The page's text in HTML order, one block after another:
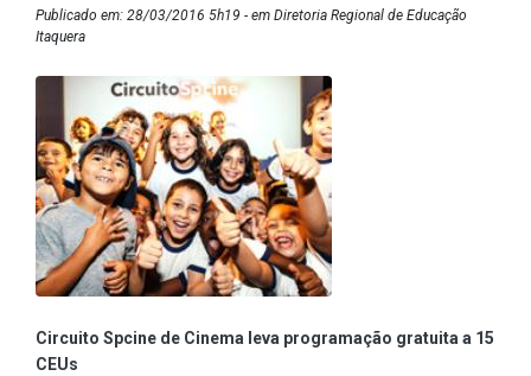
Publicado em: 28/03/2016 5h19 - em Diretoria Regional de Educação
Itaquera
Circuito Spcine de Cinema leva programação gratuita a 15
CEUs